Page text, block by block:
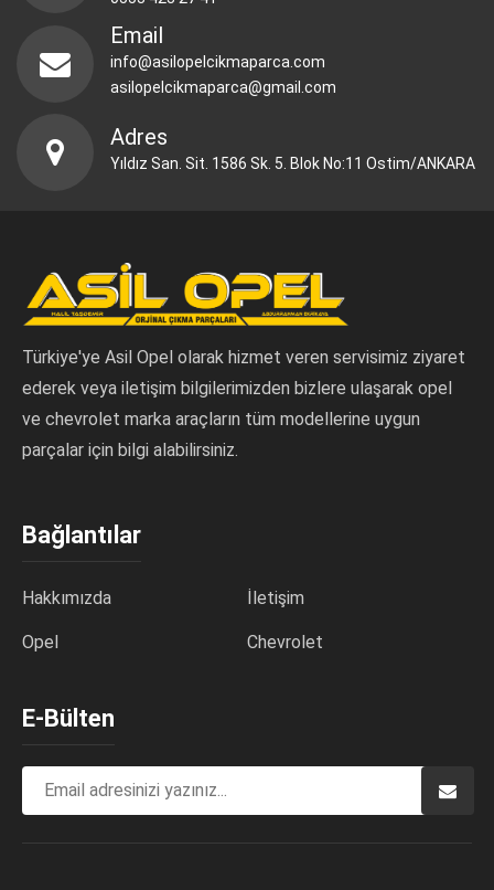
Email
info@asilopelcikmaparca.com
asilopelcikmaparca@gmail.com
Adres
Yıldız San. Sit. 1586 Sk. 5. Blok No:11 Ostim/ANKARA
Türkiye'ye Asil Opel olarak hizmet veren servisimiz ziyaret
ederek veya iletişim bilgilerimizden bizlere ulaşarak opel
ve chevrolet marka araçların tüm modellerine uygun
parçalar için bilgi alabilirsiniz.
Bağlantılar
Hakkımızda İletişim
Opel Chevrolet
E-Bülten